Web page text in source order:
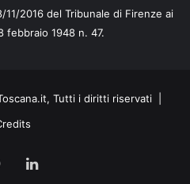
2016 del Tribunale di Firenze ai
febbraio 1948 n. 47.
Tutti i diritti riservati |
FacebookLinkedIn